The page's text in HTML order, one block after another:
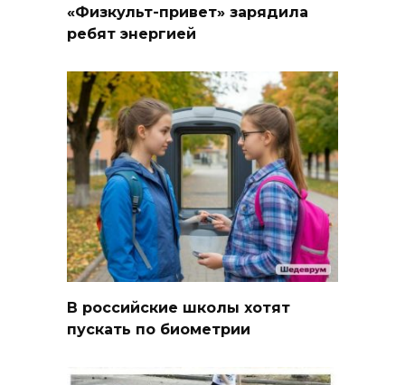
«Физкульт-привет» зарядила
ребят энергией
В российские школы хотят
пускать по биометрии